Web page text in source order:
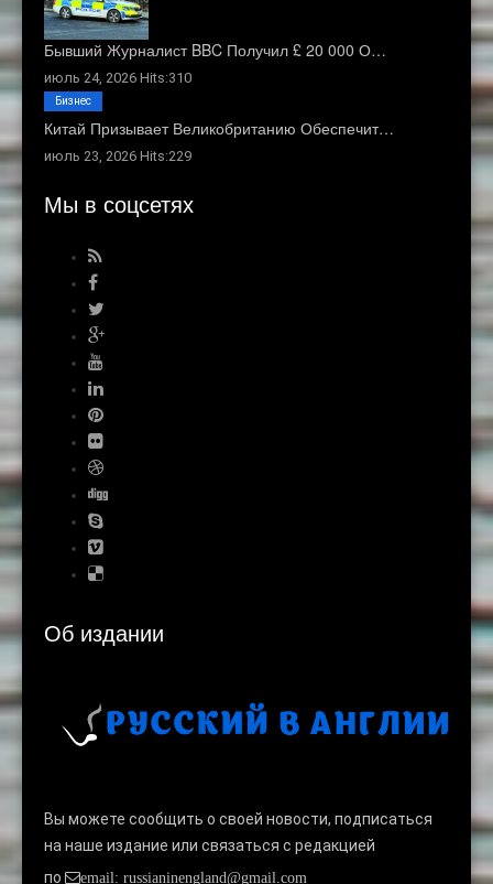
Бывший Журналист BBC Получил £ 20 000 О…
июль 24, 2026 Hits:310
Китай Призывает Великобританию Обеспечит…
июль 23, 2026 Hits:229
Бизнес
Мы в соцсетях
Об издании
Вы можете сообщить о своей новости, подписаться
на наше издание или связаться с редакцией
по
email: russianinengland@gmail.com